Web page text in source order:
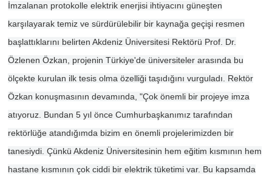
İmzalanan protokolle elektrik enerjisi ihtiyacını güneşten
karşılayarak temiz ve sürdürülebilir bir kaynağa geçişi resmen
başlattıklarını belirten Akdeniz Üniversitesi Rektörü Prof. Dr.
Özlenen Özkan, projenin Türkiye'de üniversiteler arasında bu
ölçekte kurulan ilk tesis olma özelliği taşıdığını vurguladı. Rektör
Özkan konuşmasının devamında, "Çok önemli bir projeye imza
atıyoruz. Bundan 5 yıl önce Cumhurbaşkanımız tarafından
rektörlüğe atandığımda bizim en önemli projelerimizden bir
tanesiydi. Çünkü Akdeniz Üniversitesinin hem eğitim kısmının hem
hastane kısmının çok ciddi bir elektrik tüketimi var. Bu kapsamda